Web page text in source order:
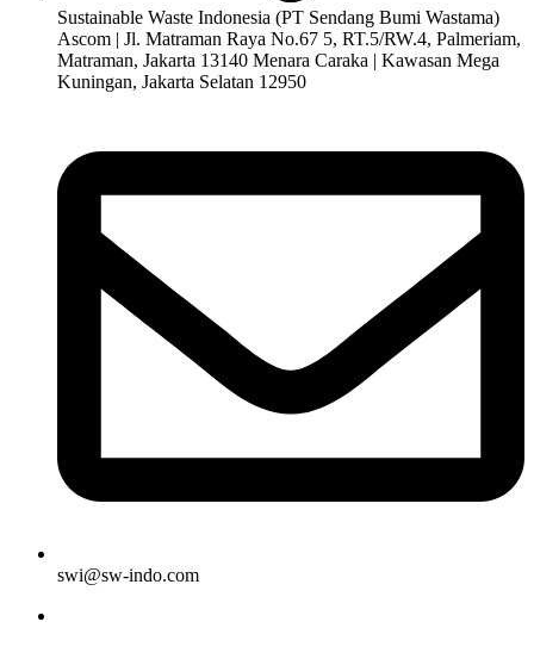
Sustainable Waste Indonesia (PT Sendang Bumi Wastama)
Ascom | Jl. Matraman Raya No.67 5, RT.5/RW.4, Palmeriam,
Matraman, Jakarta 13140 Menara Caraka | Kawasan Mega
Kuningan, Jakarta Selatan 12950
swi@sw-indo.com